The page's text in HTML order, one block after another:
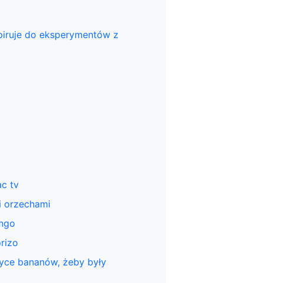
do eksperymentów z
tv
orzechami
bananów, żeby były